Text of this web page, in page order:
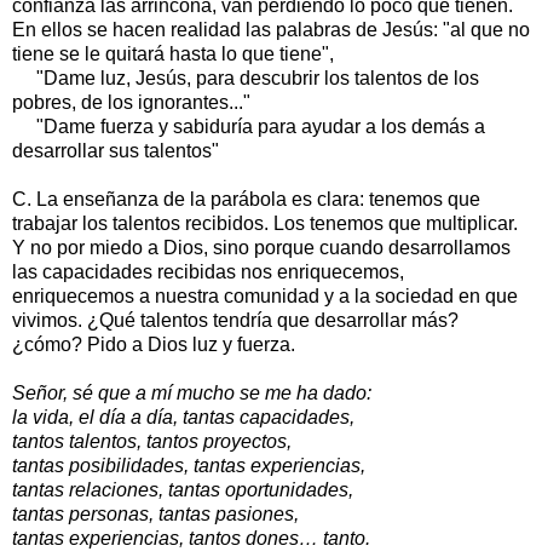
confianza las arrincona, van perdiendo lo poco que tienen.
En ellos se hacen realidad las palabras de Jesús: "al que no
tiene se le quitará hasta lo que tiene",
"Dame luz, Jesús, para descubrir los talentos de los
pobres, de los ignorantes..."
"Dame fuerza y sabiduría para ayudar a los demás a
desarrollar sus talentos"
C. La enseñanza de la parábola es clara: tenemos que
trabajar los talentos recibidos. Los tenemos que multiplicar.
Y no por miedo a Dios, sino porque cuando desarrollamos
las capacidades recibidas nos enriquecemos,
enriquecemos a nuestra comunidad y a la sociedad en que
vivimos. ¿Qué talentos tendría que desarrollar más?
¿cómo? Pido a Dios luz y fuerza.
Señor, sé que a mí mucho se me ha dado:
la vida, el día a día, tantas capacidades,
tantos talentos, tantos proyectos,
tantas posibilidades, tantas experiencias,
tantas relaciones, tantas oportunidades,
tantas personas, tantas pasiones,
tantas experiencias, tantos dones… tanto.